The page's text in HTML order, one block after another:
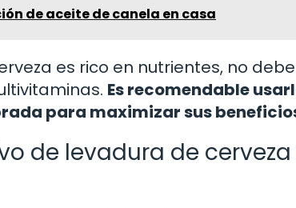
de aceite de canela en casa
es rico en nutrientes, no
Es recomendable
para maximizar sus
de levadura de